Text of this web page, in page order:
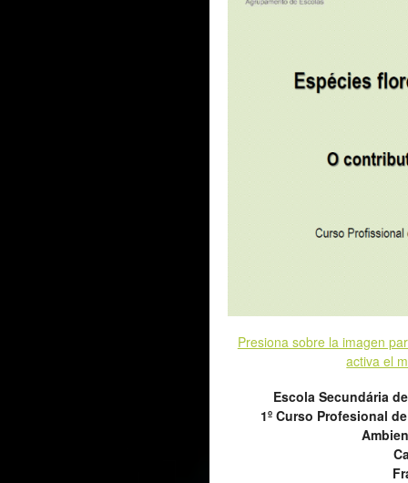
Presiona sobre la imagen
activa el
Escola Secundária
1º Curso Profesional